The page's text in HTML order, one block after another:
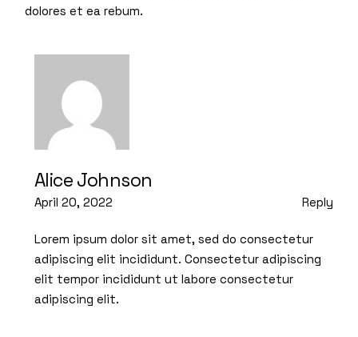
dolores et ea rebum.
Alice Johnson
April 20, 2022 Reply
Lorem ipsum dolor sit amet, sed do consectetur
adipiscing elit incididunt. Consectetur adipiscing
elit tempor incididunt ut labore consectetur
adipiscing elit.